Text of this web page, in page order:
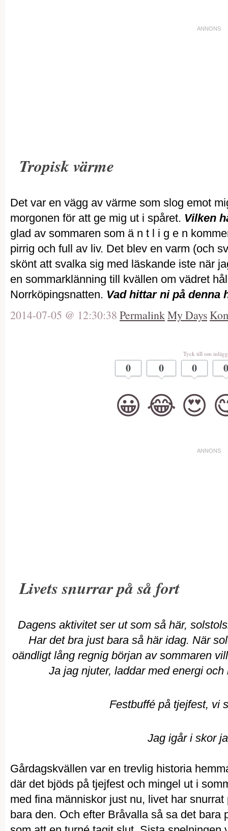
Tropisk värme
Det var en vägg av värme som slog emot
morgonen för att ge mig ut i spåret. Vilken
glad av sommaren som ä n t l i g e n
pirrig och full av liv. Det blev en varm (och
skönt att svalka sig med läskande iste när
en sommarklänning till kvällen om vädret
Norrköpingsnatten. Vad hittar ni på denna
2014-07-05 @ 12:30:38 PermalinkMy Days
Tyck till om
0
😀
0
😂
0
😍
0
Livets snurrar på så fort
Dagens aktivitet ser ut som så här,
Har det bra just bara så här idag. När
oändligt lång regnig början av sommaren
Ja jag njuter, laddar med energi
Festbuffé på tjejfest, vi
Jag igår i skor
Gårdagskvällen var en trevlig historia
där det bjöds på tjejfest och mingel ut i
med fina människor just nu, livet har
bara den. Och efter Bråvalla så sa det bara